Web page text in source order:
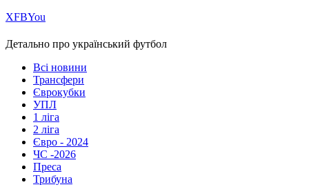
ХFBYou
Детально про український футбол
Всі новини
Трансфери
Єврокубки
УПЛ
1 ліга
2 ліга
Євро - 2024
ЧС -2026
Преса
Трибуна